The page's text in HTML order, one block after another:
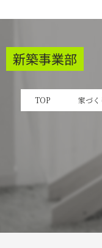
新築事業部
TOP 家づく